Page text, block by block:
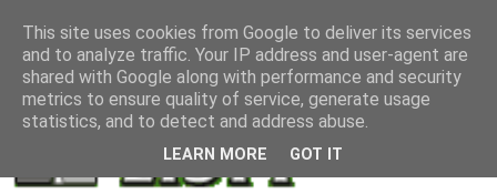
This site uses cookies from Google to deliver its services
and to analyze traffic. Your IP address and user-agent are
shared with Google along with performance and security
metrics to ensure quality of service, generate usage
statistics, and to detect and address abuse.
LEARN MORE GOT IT